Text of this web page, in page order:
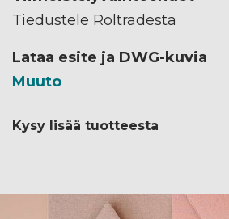
Tiedustele Roltradesta
Lataa esite ja DWG-kuvia
Muuto
Kysy lisää tuotteesta